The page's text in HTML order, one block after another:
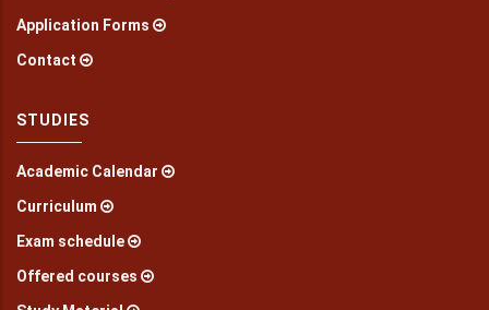
Application Forms
Contact
STUDIES
Academic Calendar
Curriculum
Exam schedule
Offered courses